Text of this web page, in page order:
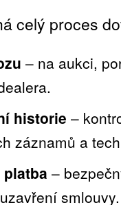
celý proces
– na aukci,
historie –
záznamů a
platba –
smlouvy.